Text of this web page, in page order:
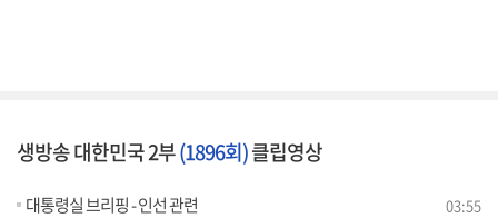
생방송 대한민국 2부(1896회)클립영상
대통령실 브리핑 - 인선 관련 03:55